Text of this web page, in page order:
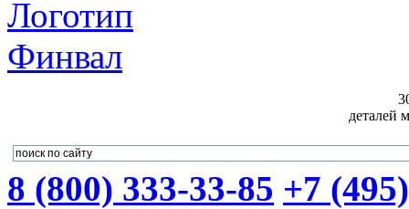
деталей
8 (800) 333-33-85 +7